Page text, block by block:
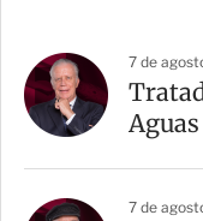
7 de
7 de